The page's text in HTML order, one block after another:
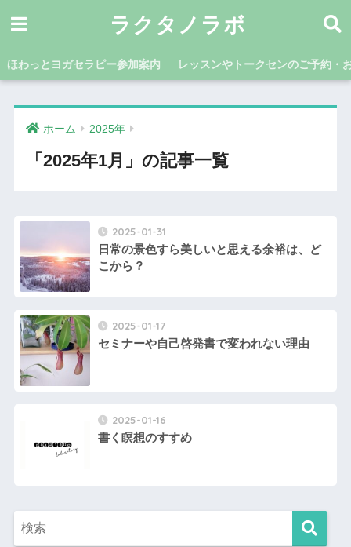
ラクタノラボ
ほわっとヨガセラピー参加案内 レッスンやトークセンのご予約・
ホーム 2025年
「2025年1月」の記事一覧
2025-01-31
日常の景色すら美しいと思える余裕は、ど
こから？
2025-01-17
セミナーや自己啓発書で変われない理由
2025-01-16
書く瞑想のすすめ